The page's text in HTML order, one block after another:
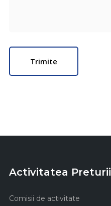
Activitatea Preturii
Comisii de activitate